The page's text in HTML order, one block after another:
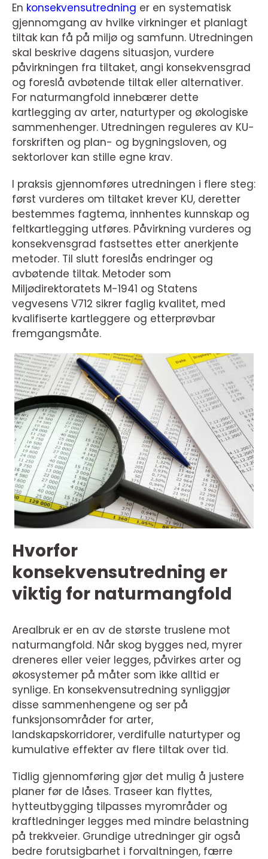
En konsekvensutredning er en systematisk
gjennomgang av hvilke virkninger et planlagt
tiltak kan få på miljø og samfunn. Utredningen
skal beskrive dagens situasjon, vurdere
påvirkningen fra tiltaket, angi konsekvensgrad
og foreslå avbøtende tiltak eller alternativer.
For naturmangfold innebærer dette
kartlegging av arter, naturtyper og økologiske
sammenhenger. Utredningen reguleres av KU-
forskriften og plan- og bygningsloven, og
sektorlover kan stille egne krav.
I praksis gjennomføres utredningen i flere steg:
først vurderes om tiltaket krever KU, deretter
bestemmes fagtema, innhentes kunnskap og
feltkartlegging utføres. Påvirkning vurderes og
konsekvensgrad fastsettes etter anerkjente
metoder. Til slutt foreslås endringer og
avbøtende tiltak. Metoder som
Miljødirektoratets M-1941 og Statens
vegvesens V712 sikrer faglig kvalitet, med
kvalifiserte kartleggere og etterprøvbar
fremgangsmåte.
Hvorfor
konsekvensutredning er
viktig for naturmangfold
Arealbruk er en av de største truslene mot
naturmangfold. Når skog bygges ned, myrer
dreneres eller veier legges, påvirkes arter og
økosystemer på måter som ikke alltid er
synlige. En konsekvensutredning synliggjør
disse sammenhengene og ser på
funksjonsområder for arter,
landskapskorridorer, verdifulle naturtyper og
kumulative effekter av flere tiltak over tid.
Tidlig gjennomføring gjør det mulig å justere
planer før de låses. Traseer kan flyttes,
hytteutbygging tilpasses myrområder og
kraftledninger legges med mindre belastning
på trekkveier. Grundige utredninger gir også
bedre forutsigbarhet i forvaltningen, færre